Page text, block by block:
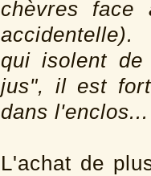
chèvres face
qui isolent
jus", il est
dans l'enclos...
L'achat de